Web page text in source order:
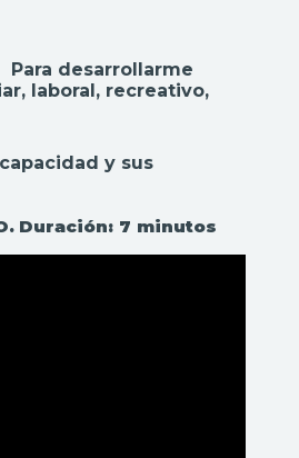
Para desarrollarme
laboral, recreativo,
y sus
Duración: 7 minutos